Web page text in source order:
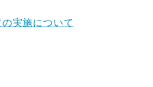
実施について